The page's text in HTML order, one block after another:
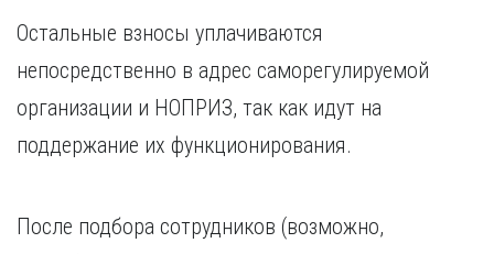
Остальные взносы уплачиваются
непосредственно в адрес саморегулируемой
организации и НОПРИЗ, так как идут на
поддержание их функционирования.
После подбора сотрудников (возможно,